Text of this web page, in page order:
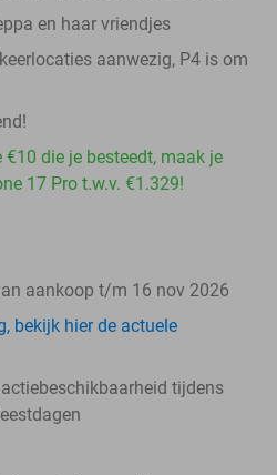
en haar vriendjes
aanwezig, P4 is om
die je besteedt, maak je
17 Pro t.w.v. €1.329!
aankoop t/m 16 nov 2026
bekijk hier de actuele
tijdens